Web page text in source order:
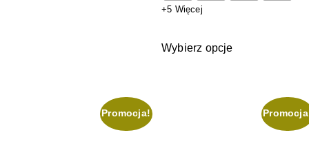
+5 Więcej
Wybierz opcje
Promocja!